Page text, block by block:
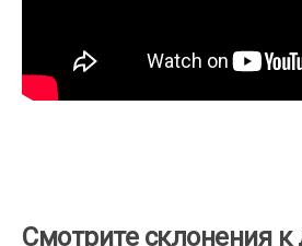
Смотрите склонения